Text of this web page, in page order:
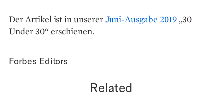
Der Artikel ist in unsererJuni-Ausgabe 2019 „30
Under 30“ erschienen.
Forbes Editors
Related